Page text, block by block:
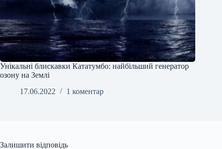
Унікальні блискавки Кататумбо: найбільший генератор
озону на Землі
17.06.2022
1 коментар
Залишити відповідь